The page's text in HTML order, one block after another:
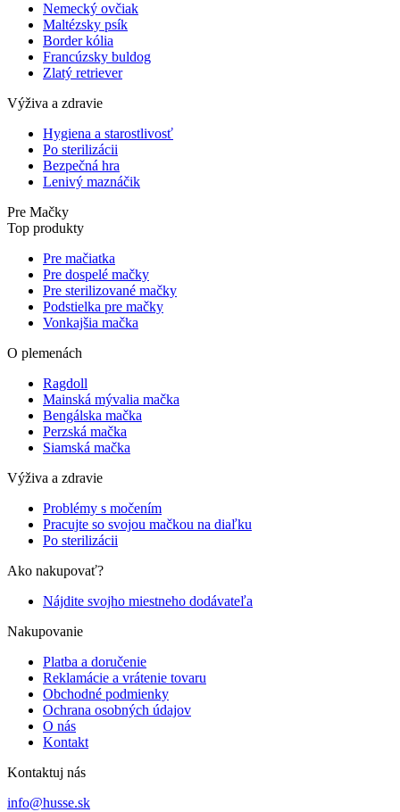
Nemecký ovčiak
Maltézsky psík
Border kólia
Francúzsky buldog
Zlatý retriever
Výživa a zdravie
Hygiena a starostlivosť
Po sterilizácii
Bezpečná hra
Lenivý maznáčik
Pre Mačky
Top produkty
Pre mačiatka
Pre dospelé mačky
Pre sterilizované mačky
Podstielka pre mačky
Vonkajšia mačka
O plemenách
Ragdoll
Mainská mývalia mačka
Bengálska mačka
Perzská mačka
Siamská mačka
Výživa a zdravie
Problémy s močením
Pracujte so svojou mačkou na diaľku
Po sterilizácii
Ako nakupovať?
Nájdite svojho miestneho dodávateľa
Nakupovanie
Platba a doručenie
Reklamácie a vrátenie tovaru
Obchodné podmienky
Ochrana osobných údajov
O nás
Kontakt
Kontaktuj nás
info@husse.sk